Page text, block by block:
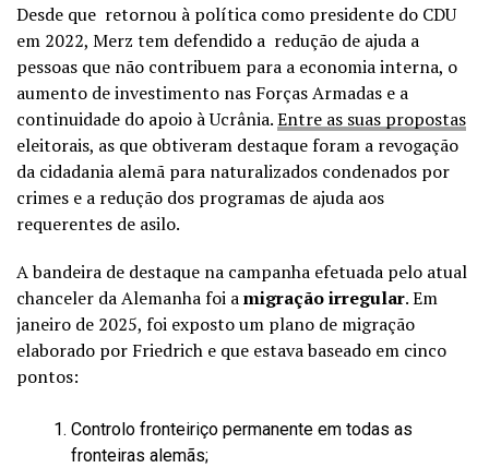
Desde que retornou à política como presidente do CDU
em 2022, Merz tem defendido a redução de ajuda a
pessoas que não contribuem para a economia interna, o
aumento de investimento nas Forças Armadas e a
continuidade do apoio à Ucrânia.Entre as suas propostas
eleitorais, as que obtiveram destaque foram a revogação
da cidadania alemã para naturalizados condenados por
crimes e a redução dos programas de ajuda aos
requerentes de asilo.
A bandeira de destaque na campanha efetuada pelo atual
chanceler da Alemanha foi amigração irregular. Em
janeiro de 2025, foi exposto um plano de migração
elaborado por Friedrich e que estava baseado em cinco
pontos:
Controlo fronteiriço permanente em todas as
fronteiras alemãs;